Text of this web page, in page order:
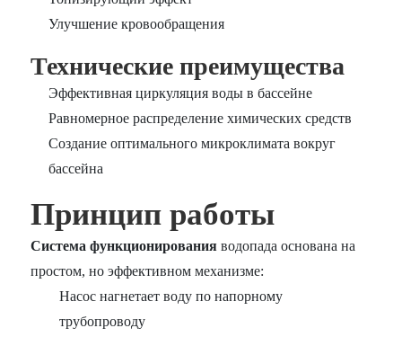
Улучшение кровообращения
Технические преимущества
Эффективная циркуляция воды в бассейне
Равномерное распределение химических средств
Создание оптимального микроклимата вокруг
бассейна
Принцип работы
Система функционирования водопада основана на
простом, но эффективном механизме:
Насос нагнетает воду по напорному
трубопроводу